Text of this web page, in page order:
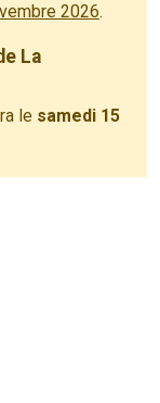
2026.
La
le samedi 15